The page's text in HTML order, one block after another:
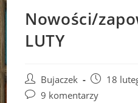
Nowości/
LUTY
Post
author:
Bujaczek
Post
published:
18
Post9 komentarzy